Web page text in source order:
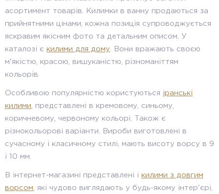
асортимент товарів. Килимки в ванну продаються за
прийнятними цінами, кожна позиція супроводжується
яскравим якісним фото та детальним описом. У
каталозі є килими для дому . Вони вражають своєю
м'якістю, красою, вишуканістю, різноманіттям
кольорів.
Особливою популярністю користуються іранські
килими , представлені в кремовому, синьому,
коричневому, червоному кольорі. Також є
різнокольорові варіанти. Вироби виготовлені в
сучасному і класичному стилі, мають висоту ворсу в 9
і 10 мм.
В інтернет-магазині представлені і килими з довгим
ворсом , які чудово виглядають у будь-якому інтер'єрі,